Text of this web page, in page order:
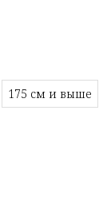
175 см и выше